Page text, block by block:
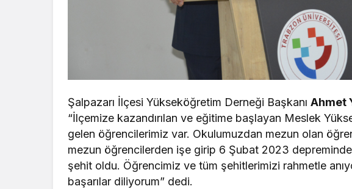
Şalpazarı İlçesi Yükseköğretim Derneği BaşkanıAhmet
“İlçemize kazandırılan ve eğitime başlayan Meslek
gelen öğrencilerimiz var. Okulumuzdan mezun olan
mezun öğrencilerden işe girip 6 Şubat 2023
şehit oldu. Öğrencimiz ve tüm şehitlerimizi rahmetle
başarılar diliyorum” dedi.